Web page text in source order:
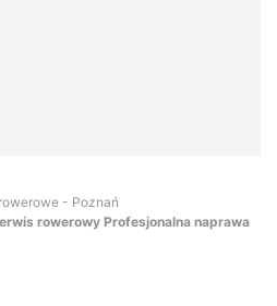
- Poznań
rowerowy Profesjonalna naprawa